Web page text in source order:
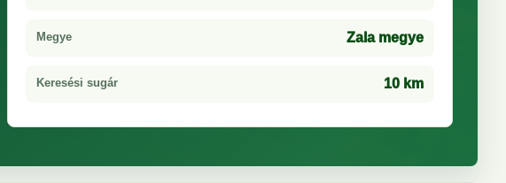
Megye Zala megye
Keresési sugár 10 km